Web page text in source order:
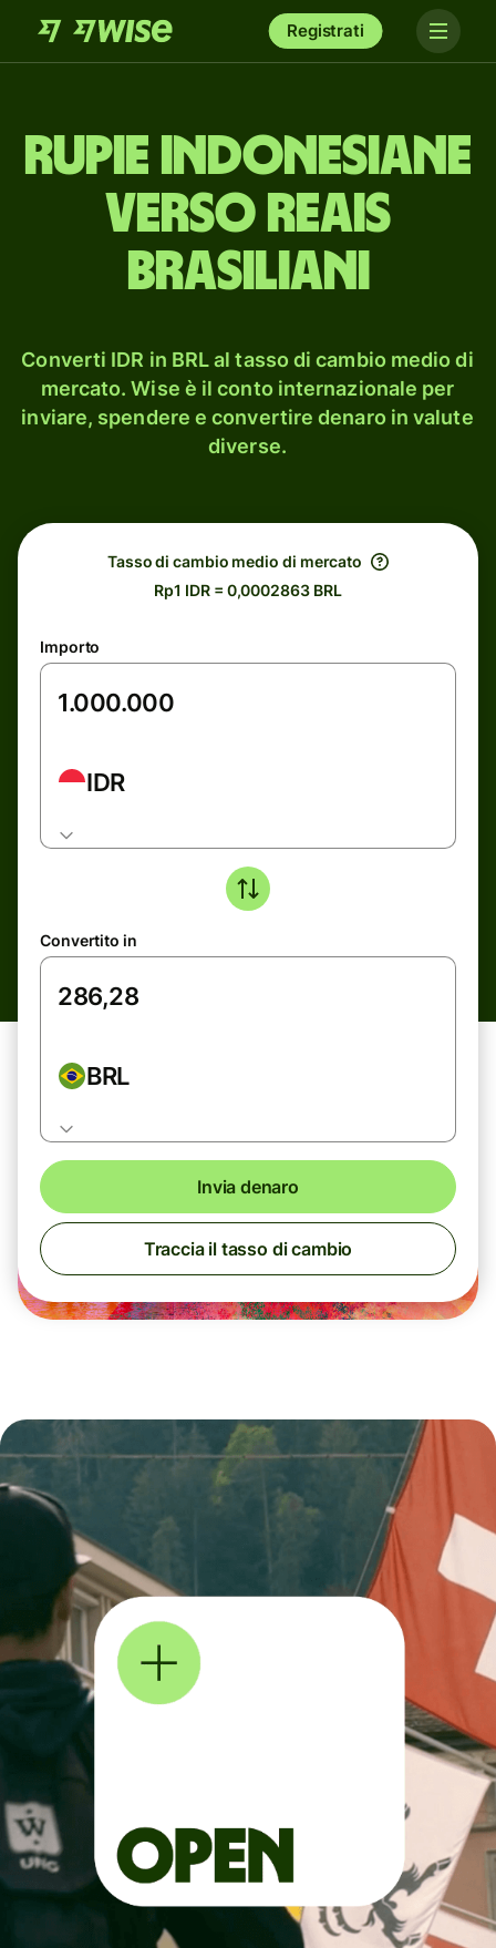
Registrati
rupie indonesiane
verso reais
brasiliani
Converti IDR in BRL al tasso di cambio medio di
mercato. Wise è il conto internazionale per
inviare, spendere e convertire denaro in valute
diverse.
Tasso di cambio medio di mercato
Rp1 IDR = 0,0002863 BRL
Importo
IDR
Convertito in
BRL
Invia denaro
Traccia il tasso di cambio